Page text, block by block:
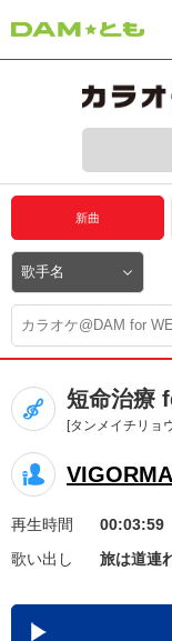
動画から
プレミア
DAM★とも
DAM★と
カラオケ
ユーザー
キャンペ
お知らせ よく
カ
新曲
短命治療
[タンメイチリョ
再生時間
00:03:59
歌い出し
旅は道連